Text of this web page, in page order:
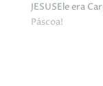
JESUSEle era
Páscoa!